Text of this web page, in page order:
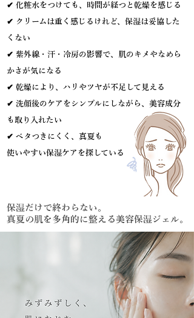
✔ 化粧水をつけても、時間が経つと乾燥を感じる
✔ クリームは重く感じるけれど、保湿は妥協した
くない
✔ 紫外線・汗・冷房の影響で、肌のキメやなめら
かさが気になる
✔ 乾燥により、ハリやツヤが不足して見える
✔ 洗顔後のケアをシンプルにしながら、美容成分
も取り入れたい
✔ ベタつきにくく、 真夏も
使いやすい保湿ケアを探している
保湿だけで終わらない。
真夏の肌を多角的に整える美容保湿ジェル。